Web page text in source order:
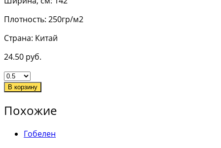
Плотность: 250гр/м2
Страна: Китай
24.50 руб.
В корзину
Похожие
Гобелен